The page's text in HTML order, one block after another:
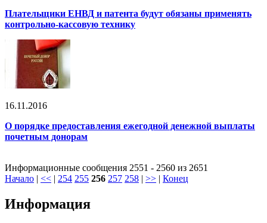
Плательщики ЕНВД и патента будут обязаны применять
контрольно-кассовую технику
16.11.2016
О порядке предоставления ежегодной денежной выплаты
почетным донорам
Информационные сообщения 2551 - 2560 из 2651
Начало | << | 254 255 256 257 258 | >> | Конец
Информация